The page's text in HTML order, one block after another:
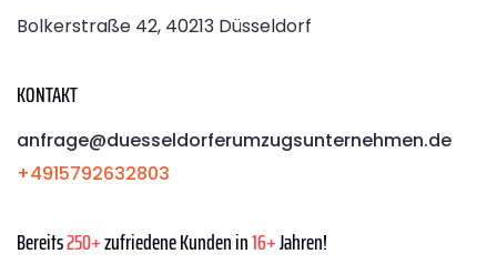
Bolkerstraße 42, 40213 Düsseldorf
KONTAKT
anfrage@duesseldorferumzugsunternehmen.de
+4915792632803
Bereits250+zufriedene Kunden in16+Jahren!